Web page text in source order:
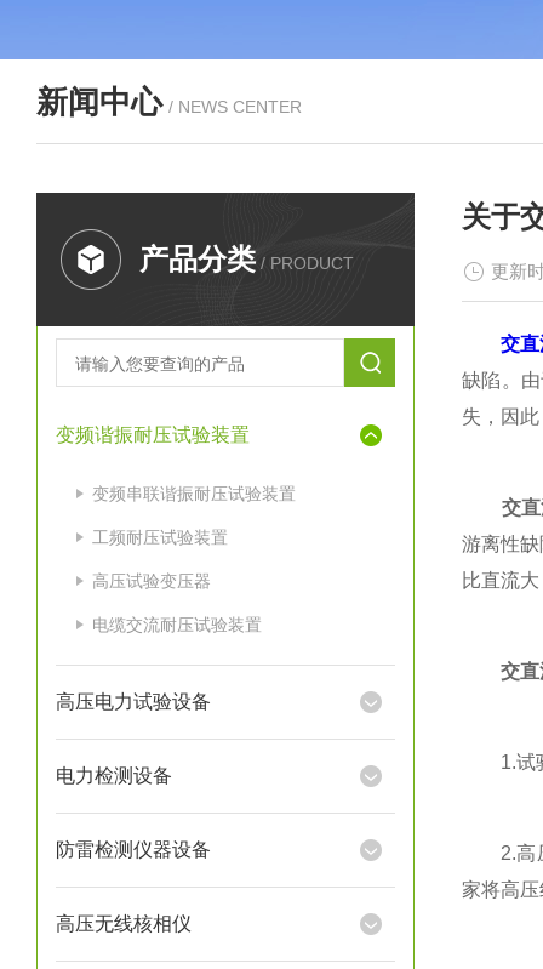
新闻中心 / NEWS CENTER
产品分类 / PRODUCT
变频谐振耐压试验装置
变频串联谐振耐压试验装置
工频耐压试验装置
高压试验变压器
电缆交流耐压试验装置
高压电力试验设备
电力检测设备
防雷检测仪器设备
高压无线核相仪
关于
更新
交
缺陷。
失，因
交
游离性
比直流
交
1.试验
2.高压
家将高